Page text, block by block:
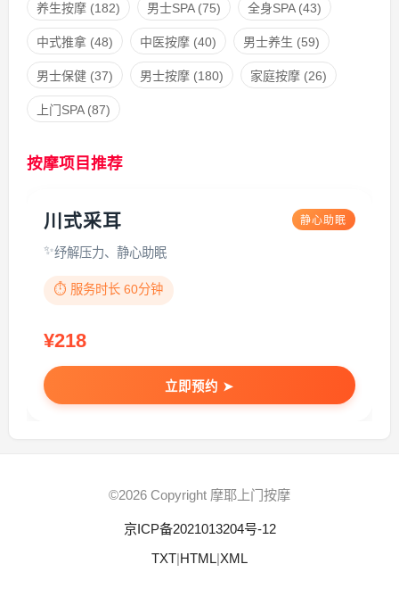
养生按摩(182) 男士SPA(75) 全身SPA(43)
中式推拿(48) 中医按摩(40) 男士养生 (59)
男士保健(37) 男士按摩(180) 家庭按摩(26)
上门SPA(87)
按摩项目推荐
川式采耳 静心助眠
纾解压力、静心助眠
⏱️ 服务时长 60分钟
¥218
立即预约 ➤
©2026 Copyright 摩耶上门按摩
京ICP备2021013204号-12
TXT|HTML|XML